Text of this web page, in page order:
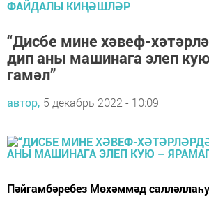
ФАЙДАЛЫ КИҢӘШЛӘР
“Дисбе мине хәвеф-
дип аны машинага элеп
гамәл”
автор, 5 декабрь 2022 - 10:09
Пәйгамбәребез Мөхәммәд